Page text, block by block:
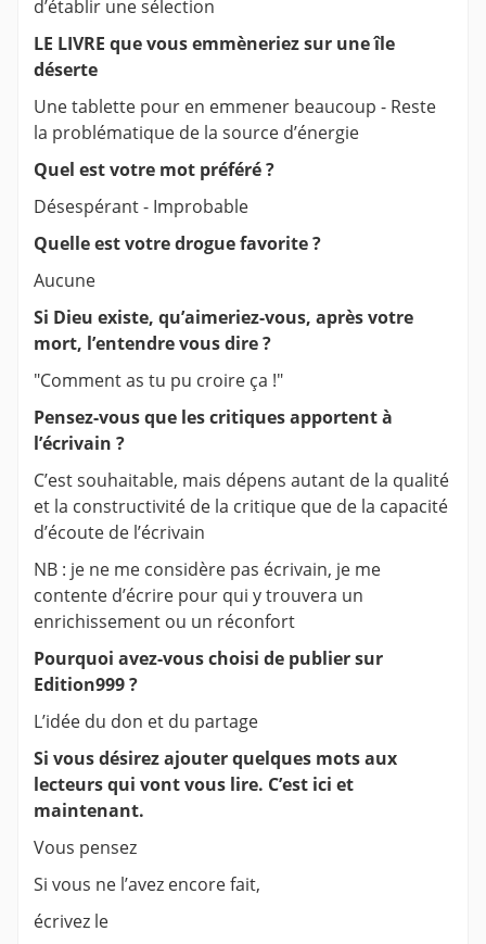
d’établir une sélection
LE LIVRE que vous emmèneriez sur une île
déserte
Une tablette pour en emmener beaucoup - Reste
la problématique de la source d’énergie
Quel est votre mot préféré ?
Désespérant - Improbable
Quelle est votre drogue favorite ?
Aucune
Si Dieu existe, qu’aimeriez-vous, après votre
mort, l’entendre vous dire ?
"Comment as tu pu croire ça !"
Pensez-vous que les critiques apportent à
l’écrivain ?
C’est souhaitable, mais dépens autant de la qualité
et la constructivité de la critique que de la capacité
d’écoute de l’écrivain
NB : je ne me considère pas écrivain, je me
contente d’écrire pour qui y trouvera un
enrichissement ou un réconfort
Pourquoi avez-vous choisi de publier sur
Edition999 ?
L’idée du don et du partage
Si vous désirez ajouter quelques mots aux
lecteurs qui vont vous lire. C’est ici et
maintenant.
Vous pensez
Si vous ne l’avez encore fait,
écrivez le